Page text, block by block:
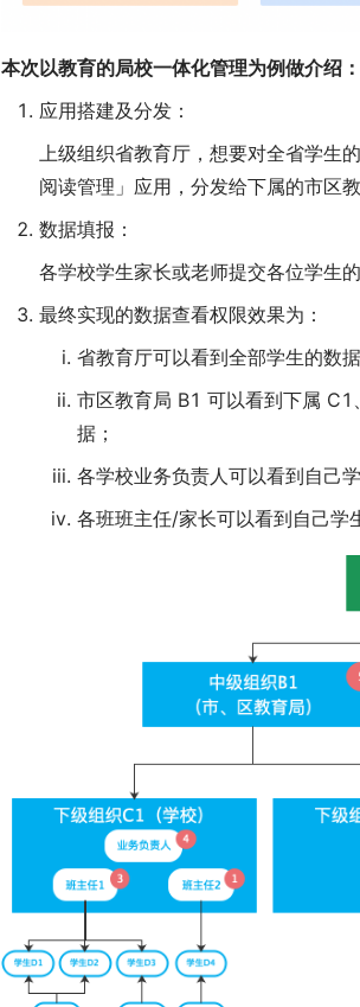
本次以教育的局校一体化管理为例做介绍：
应用搭建及分发：
上级组织省教育厅，想要对全省学生
阅读管理」应用，分发给下属的市区教
数据填报：
各学校学生家长或老师提交各位学生
最终实现的数据查看权限效果为：
省教育厅可以看到全部学生的数据
市区教育局 B1 可以看到下属
据；
各学校业务负责人可以看到自己
各班班主任/家长可以看到自己学